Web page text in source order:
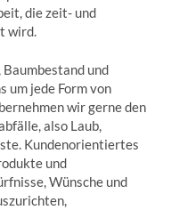
die zeit- und
wird.
Baumbestand und
um jede Form von
wir gerne den
also Laub,
Kundenorientiertes
und
Wünsche und